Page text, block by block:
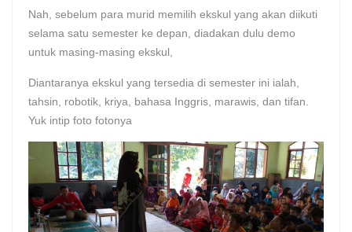
Nah, sebelum para murid memilih ekskul yang akan diikuti
selama satu semester ke depan, diadakan dulu demo
untuk masing-masing ekskul,
Diantaranya ekskul yang tersedia di semester ini ialah,
tahsin, robotik, kriya, bahasa Inggris, marawis, dan tifan.
Yuk intip foto fotonya